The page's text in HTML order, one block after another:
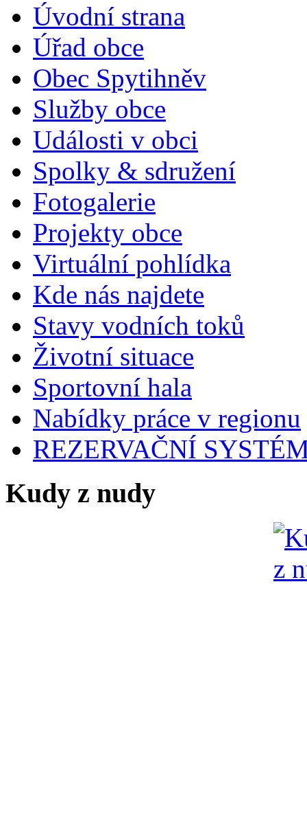
Úvodní strana
Úřad obce
Obec Spytihněv
Služby obce
Události v obci
Spolky & sdružení
Fotogalerie
Projekty obce
Virtuální pohlídka
Kde nás najdete
Stavy vodních toků
Životní situace
Sportovní hala
Nabídky práce v regionu
REZERVAČNÍ
Kudy z nudy